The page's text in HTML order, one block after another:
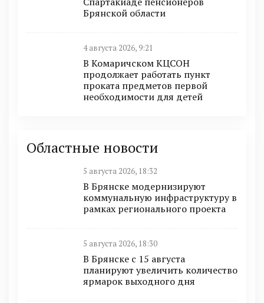
Брянской области
4 августа 2026, 9:21
В Комаричском КЦСОН
продолжает работать пункт
проката предметов первой
необходимости для детей
Областные новости
5 августа 2026, 18:32
В Брянске модернизируют
коммунальную инфраструктуру в
рамках регионального проекта
5 августа 2026, 18:30
В Брянске с 15 августа
планируют увеличить количество
ярмарок выходного дня